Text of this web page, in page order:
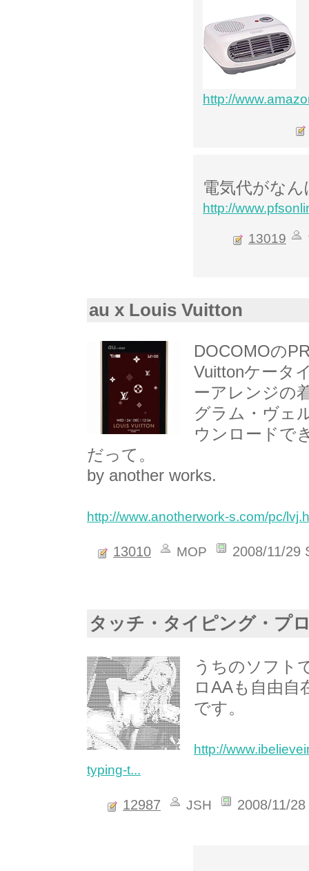
http://
電気代がな
http://
13019
au x Louis Vuitton
DOCOMOの
Vuittonケータ
ーアレンジの
グラム・ヴェ
ウンロードで
だって。
by another works.
http://www.anotherwork-s.com/pc/
13010 MOP 2008/11/29
タッチ・タイピング・プ
うちのソフト
ロAAも自由自
です。
http://
typing-t...
12987 JSH 2008/11/